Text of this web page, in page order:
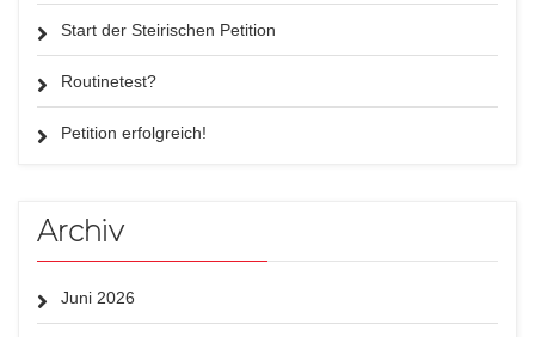
Start der Steirischen Petition
Routinetest?
Petition erfolgreich!
Archiv
Juni 2026